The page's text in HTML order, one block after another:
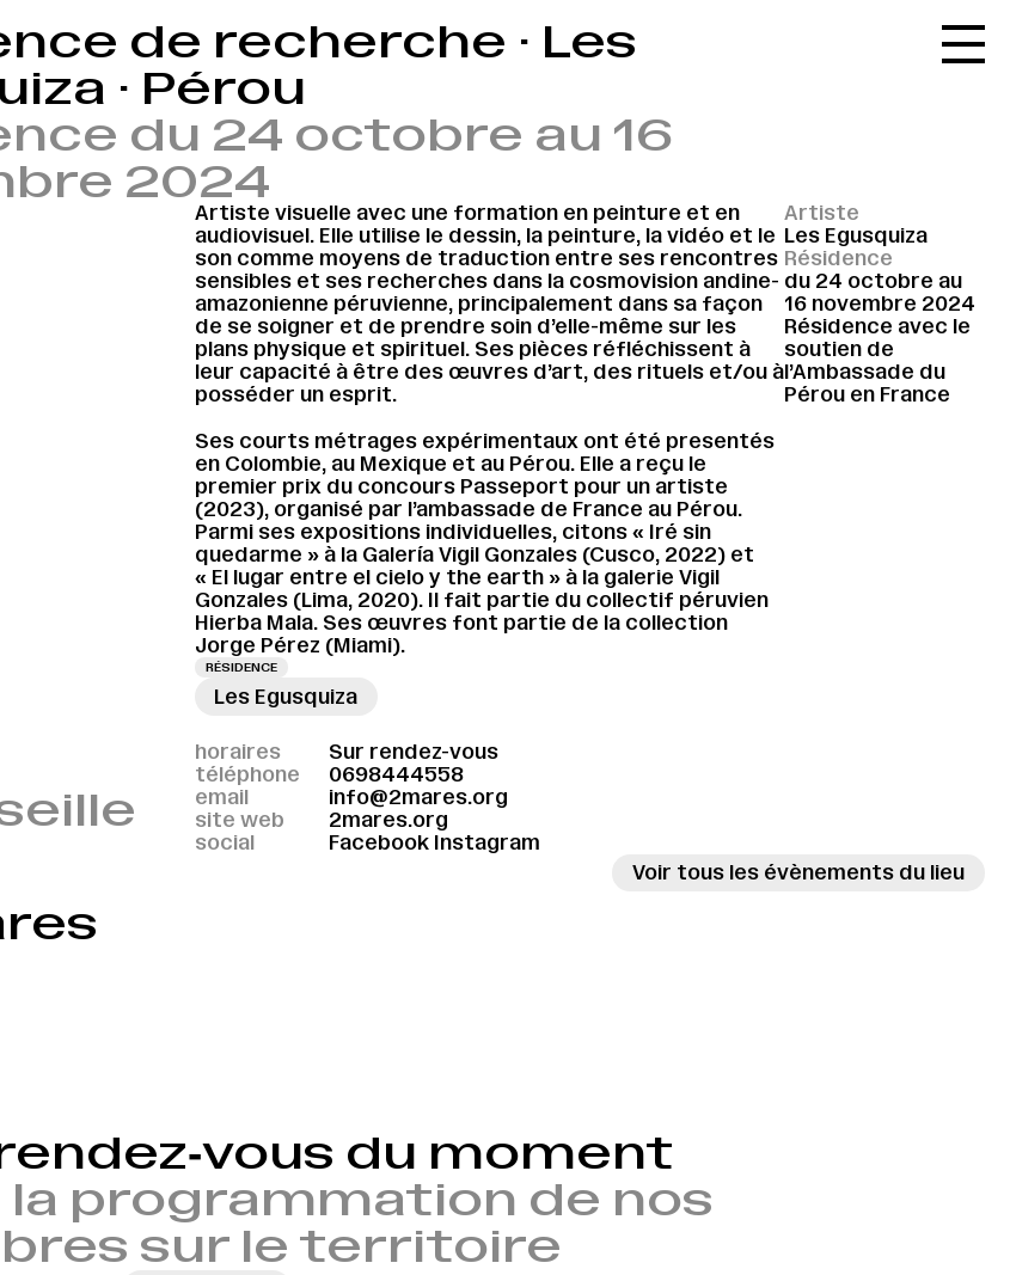
Accueil
Le festival
Le lieu
Les ressources
Le journal
Contact
Recherche
de recherche · Les
· Pérou
du 24 octobre au 16
2024
Artiste visuelle avec une formation en peinture et en
audiovisuel. Elle utilise le dessin, la peinture, la vidéo et le
son comme moyens de traduction entre ses rencontres
sensibles et ses recherches dans la cosmovision andine-
amazonienne péruvienne, principalement dans sa façon
de se soigner et de prendre soin d’elle-même sur les
plans physique et spirituel. Ses pièces réfléchissent à
leur capacité à être des œuvres d’art, des rituels et/ou à
posséder un esprit.
Ses courts métrages expérimentaux ont été presentés
en Colombie, au Mexique et au Pérou. Elle a reçu le
premier prix du concours Passeport pour un artiste
(2023), organisé par l’ambassade de France au Pérou.
Parmi ses expositions individuelles, citons « Iré sin
quedarme » à la Galería Vigil Gonzales (Cusco, 2022) et
« El lugar entre el cielo y the earth » à la galerie Vigil
Gonzales (Lima, 2020). Il fait partie du collectif péruvien
Hierba Mala. Ses œuvres font partie de la collection
Jorge Pérez (Miami).
RÉSIDENCE
Les Egusquiza
Artiste
Les Egusquiza
Résidence
du 24 octobre au
16 novembre 2024
Résidence avec le
soutien de
l’Ambassade du
Pérou en France
horaires
Sur rendez-vous
téléphone
0698444558
email
info@2mares.org
site web
2mares.org
social
Facebook Instagram
Voir tous les évènements du lieu
du moment
la programmation de nos
sur le territoire